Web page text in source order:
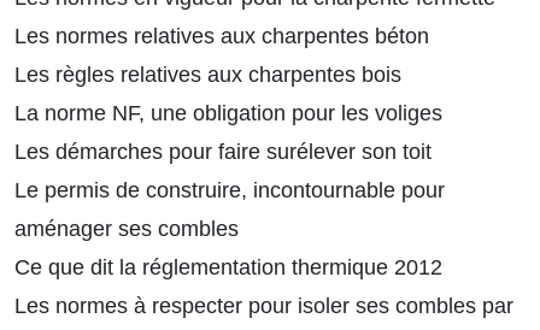
Les normes relatives aux charpentes béton
Les règles relatives aux charpentes bois
La norme NF, une obligation pour les voliges
Les démarches pour faire surélever son toit
Le permis de construire, incontournable pour
aménager ses combles
Ce que dit la réglementation thermique 2012
Les normes à respecter pour isoler ses combles par